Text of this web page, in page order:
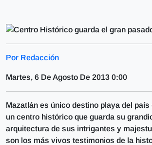
Por Redacción
Martes, 6 De Agosto De 2013 0:00
Mazatlán es único destino playa del país
un centro histórico que guarda su
arquitectura de sus intrigantes y
son los más vivos testimonios de la